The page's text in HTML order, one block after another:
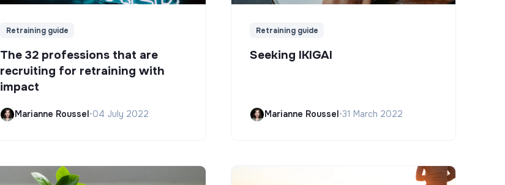
Retraining guide
The 32 professions that are
recruiting for retraining with
impact
Marianne Roussel•04 July 2022
Retraining guide
Seeking IKIGAI
Marianne Roussel•31 March 2022